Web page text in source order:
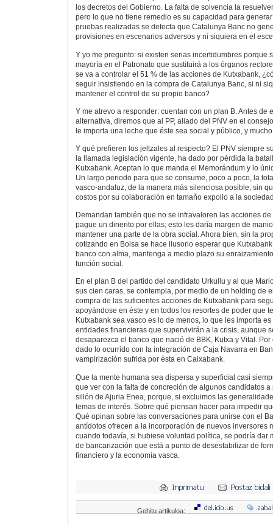
los decretos del Gobierno. La falta de solvencia la
pero lo que no tiene remedio es su capacidad para
pruebas realizadas se detecta que Catalunya Banc no
provisiones en escenarios adversos y ni siquiera en el
Y yo me pregunto: si existen serias incertidumbres porque
mayoría en el Patronato que sustituirá a los órganos
se va a controlar el 51 % de las acciones de Kutxabank,
seguir insistiendo en la compra de Catalunya Banc, si ni
mantener el control de su propio banco?
Y me atrevo a responder: cuentan con un plan B. Antes de
alternativa, diremos que al PP, aliado del PNV en el
le importa una leche que éste sea social y público, y
Y qué prefieren los jeltzales al respecto? El PNV siempre
la llamada legislación vigente, ha dado por pérdida la
Kutxabank. Aceptan lo que manda el Memorándum y lo
Un largo periodo para que se consume, poco a poco, la
vasco-andaluz, de la manera más silenciosa posible, sin
costos por su colaboración en tamaño expolio a la
Demandan también que no se infravaloren las acciones
pague un dinerito por ellas; esto les daría margen de
mantener una parte de la obra social. Ahora bien, sin la
cotizando en Bolsa se hace ilusorio esperar que
banco con alma, mantenga a medio plazo su
función social.
En el plan B del partido del candidato Urkullu y al que
sus cien caras, se contempla, por medio de un holding de
compra de las suficientes acciones de Kutxabank para
apoyándose en éste y en todos los resortes de poder que
Kutxabank sea vasco es lo de menos, lo que les importa
entidades financieras que supervivirán a la crisis, aunque
desaparezca el banco que nació de BBK, Kutxa y Vital.
dado lo ocurrido con la integración de Caja Navarra en
vampirización sufrida por ésta en Caixabank.
Que la mente humana sea dispersa y superficial casi
que ver con la falta de concreción de algunos candidatos
sillón de Ajuria Enea, porque, si excluimos las
temas de interés. Sobre qué piensan hacer para impedir
Qué opinan sobre las conversaciones para unirse con el
antídotos ofrecen a la incorporación de nuevos inversores
cuando todavía, si hubiese voluntad política, se podría dar
de bancarización que está a punto de desestabilizar de
financiero y la economía vasca.
Gehitu artikuloa: